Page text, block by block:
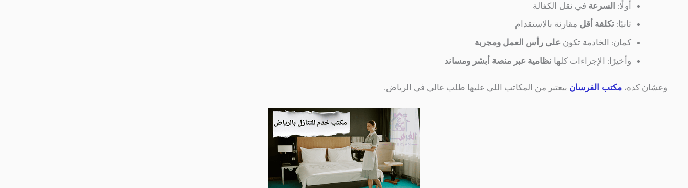
أولًا: السرعة في نقل الكفالة
ثانيًا: تكلفة أقل مقارنة بالاستقدام
كمان: الخادمة تكون على رأس العمل ومجربة
وأخيرًا: الإجراءات كلها نظامية عبر منصة أبشر ومساند
وعشان كده، مكتب الفرسان بيعتبر من المكاتب اللي عليها طلب عالي في الرياض.